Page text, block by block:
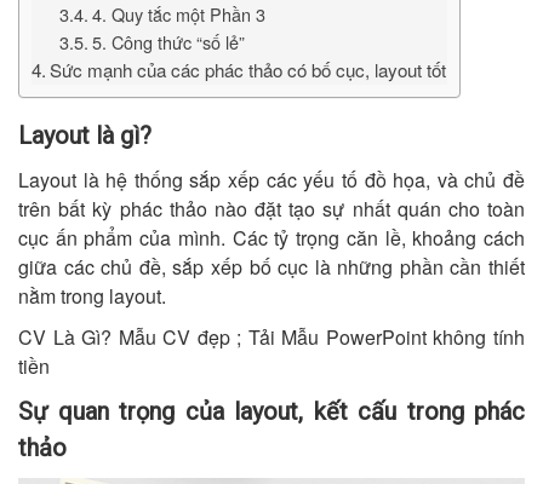
4. Quy tắc một Phần 3
5. Công thức “số lẻ”
Sức mạnh của các phác thảo có bố cục, layout tốt
Layout là gì?
Layout là hệ thống sắp xếp các yếu tố đồ họa, và chủ đề
trên bất kỳ phác thảo nào đặt tạo sự nhất quán cho toàn
cục ấn phẩm của mình. Các tỷ trọng căn lề, khoảng cách
giữa các chủ đề, sắp xếp bố cục là những phần cần thiết
nằm trong layout.
CV Là Gì? Mẫu CV đẹp ; Tải Mẫu PowerPoint không tính
tiền
Sự quan trọng của layout, kết cấu trong phác
thảo